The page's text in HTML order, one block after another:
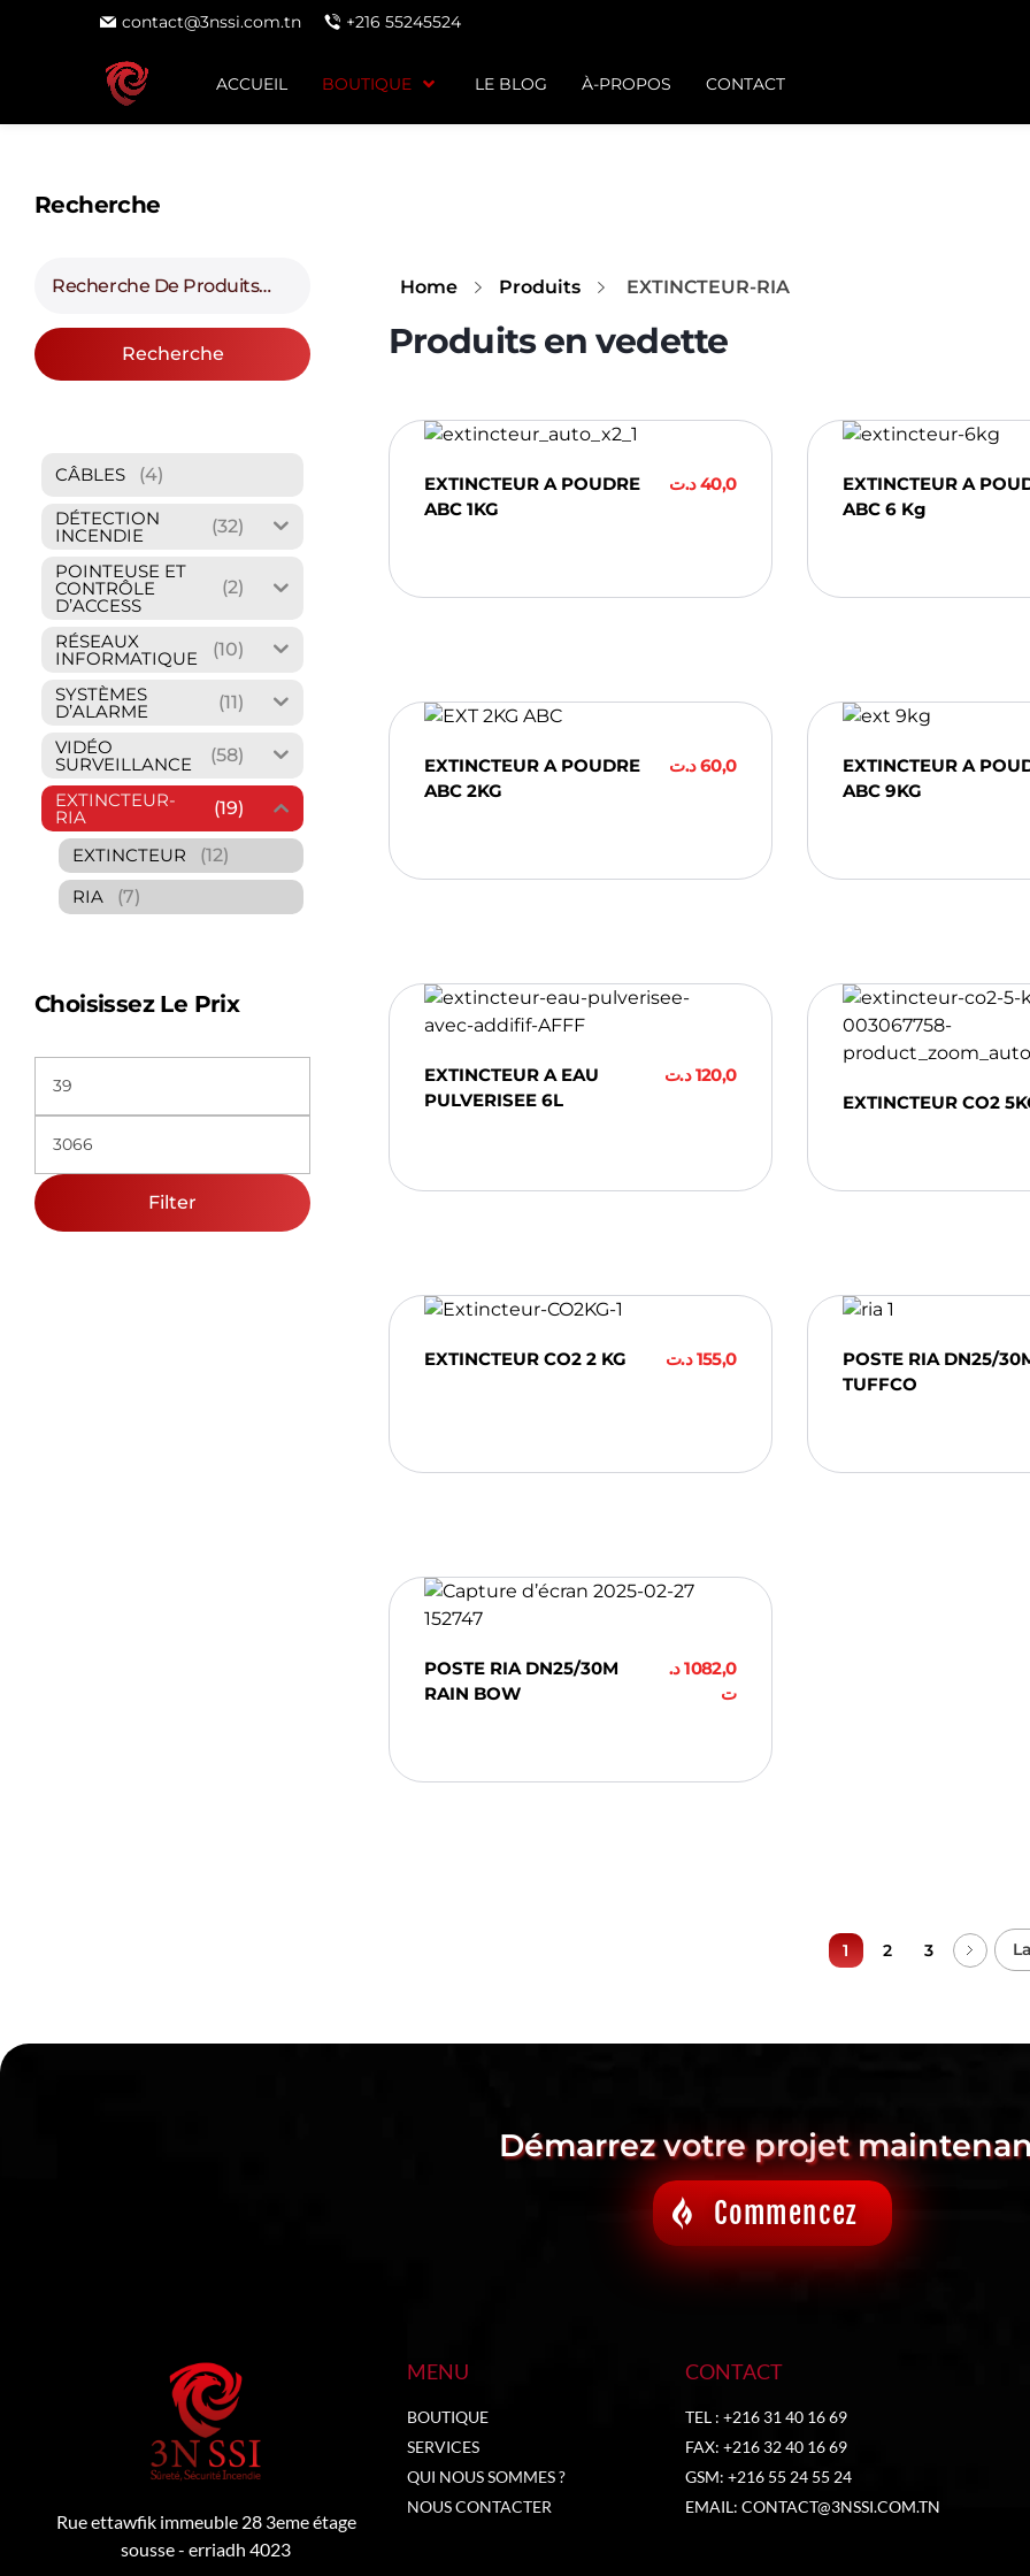
contact@3nssi.com.tn +216 55245524
ACCUEIL BOUTIQUE LE BLOG À-PROPOS CONTACT
Home Produits EXTINCTEUR-RIA
EXTINCTEUR A POUDRE
ABC 1KG
40,0د.ت
EXTINCTEUR A
ABC 6 Kg
EXTINCTEUR A POUDRE
ABC 2KG
60,0د.ت
EXTINCTEUR A
ABC 9KG
EXTINCTEUR A EAU
PULVERISEE 6L
120,0د.ت
EXTINCTEUR CO2
EXTINCTEUR CO2 2 KG 155,0د.ت
POSTE RIA DN25/
TUFFCO
POSTE RIA DN25/30M
RAIN BOW
1082,0د.
ت
1 2 3
Recherche
Recherche
CÂBLES
(4)
DÉTECTION
INCENDIE (32)
POINTEUSE ET
CONTRÔLE
D’ACCESS
(2)
RÉSEAUX
INFORMATIQUE (10)
SYSTÈMES
D’ALARME (11)
VIDÉO
SURVEILLANCE (58)
EXTINCTEUR-
RIA (19)
EXTINCTEUR
(12)
RIA
(7)
Choisissez Le Prix
Filter
Démarrez votre projet
Commencez
Rue ettawfik immeuble 28 3eme étage
sousse - erriadh 4023
MENU
BOUTIQUE
SERVICES
QUI NOUS SOMMES ?
NOUS CONTACTER
CONTACT
TEL : +216 31 40 16 69
FAX: +216 32 40 16 69
GSM: +216 55 24 55 24
EMAIL:CONTACT@3NSSI.COM.TN